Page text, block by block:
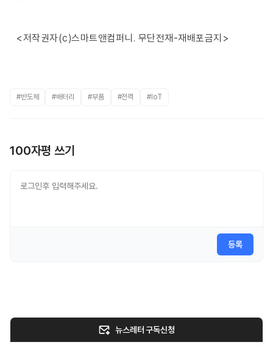
<저작권자(c)스마트앤컴퍼니. 무단전재-재배포금지>
#반도체 #배터리 #부품 #전력 #IoT
100자평 쓰기
등록
뉴스레터 구독신청